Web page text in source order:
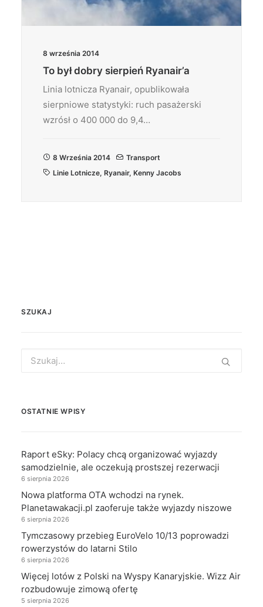
8 września 2014
To był dobry sierpień Ryanair’a
Linia lotnicza Ryanair, opublikowała
sierpniowe statystyki: ruch pasażerski
wzrósł o 400 000 do 9,4…
8 Września 2014
Transport
Linie Lotnicze, Ryanair, Kenny Jacobs
SZUKAJ
for:
OSTATNIE WPISY
Raport eSky: Polacy chcą organizować wyjazdy
samodzielnie, ale oczekują prostszej rezerwacji
6 sierpnia 2026
Nowa platforma OTA wchodzi na rynek.
Planetawakacji.pl zaoferuje także wyjazdy niszowe
6 sierpnia 2026
Tymczasowy przebieg EuroVelo 10/13 poprowadzi
rowerzystów do latarni Stilo
6 sierpnia 2026
Więcej lotów z Polski na Wyspy Kanaryjskie. Wizz Air
rozbudowuje zimową ofertę
5 sierpnia 2026